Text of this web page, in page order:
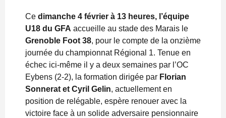
Ce dimanche 4 février à 13 heures, l’équipe
U18 du GFA accueille au stade des Marais le
Grenoble Foot 38, pour le compte de la onzième
journée du championnat Régional 1. Tenue en
échec ici-même il y a deux semaines par l’OC
Eybens (2-2), la formation dirigée par Florian
Sonnerat et Cyril Gelin, actuellement en
position de relégable, espère renouer avec la
victoire face à un solide adversaire pensionnaire